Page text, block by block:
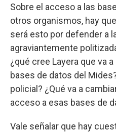
Sobre el acceso a las
otros organismos, hay
será esto por defender a
agraviantemente
¿qué cree Layera que va
bases de datos del
policial? ¿Qué va a
acceso a esas bases de
Vale señalar que hay